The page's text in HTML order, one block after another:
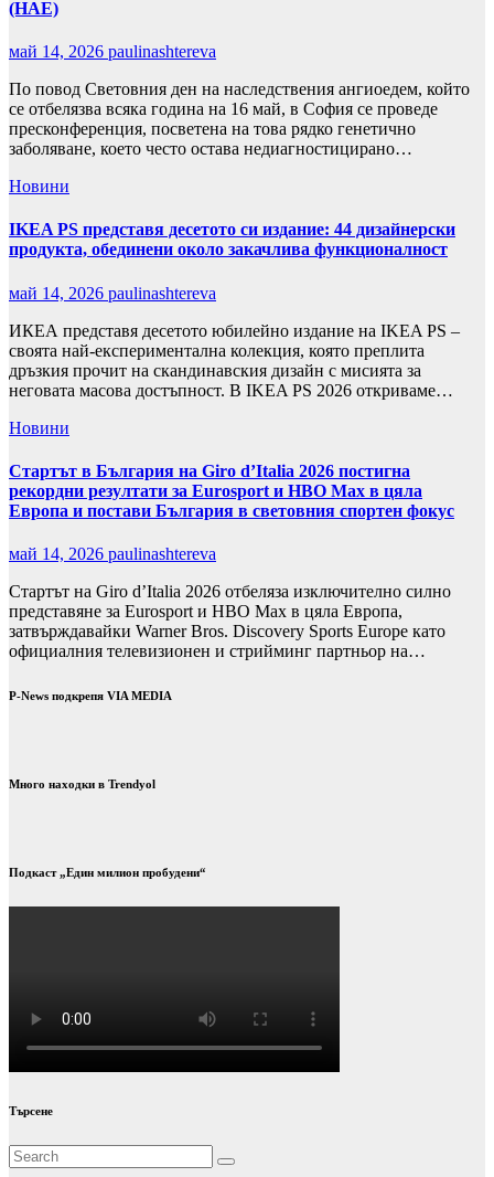
(НАЕ)
май 14, 2026 paulinashtereva
По повод Световния ден на наследствения ангиоедем, който
се отбелязва всяка година на 16 май, в София се проведе
пресконференция, посветена на това рядко генетично
заболяване, което често остава недиагностицирано…
Новини
IKEA PS представя десетото си издание: 44 дизайнерски
продукта, обединени около закачлива функционалност
май 14, 2026 paulinashtereva
ИКЕА представя десетото юбилейно издание на IKEA PS –
своята най-експериментална колекция, която преплита
дръзкия прочит на скандинавския дизайн с мисията за
неговата масова достъпност. В IKEA PS 2026 откриваме…
Новини
Стартът в България на Giro d’Italia 2026 постигна
рекордни резултати за Eurosport и HBO Max в цяла
Европа и постави България в световния спортен фокус
май 14, 2026 paulinashtereva
Стартът на Giro d’Italia 2026 отбеляза изключително силно
представяне за Eurosport и HBO Max в цяла Европа,
затвърждавайки Warner Bros. Discovery Sports Europe като
официалния телевизионен и стрийминг партньор на…
P-News подкрепя VIA MEDIA
Много находки в Trendyol
Подкаст „Един милион пробудени“
Търсене